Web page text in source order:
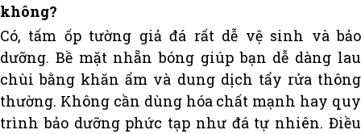
không?
Có, tấm ốp tường giả đá rất dễ vệ sinh và bảo
dưỡng. Bề mặt nhẵn bóng giúp bạn dễ dàng lau
chùi bằng khăn ẩm và dung dịch tẩy rửa thông
thường. Không cần dùng hóa chất mạnh hay quy
trình bảo dưỡng phức tạp như đá tự nhiên. Điều